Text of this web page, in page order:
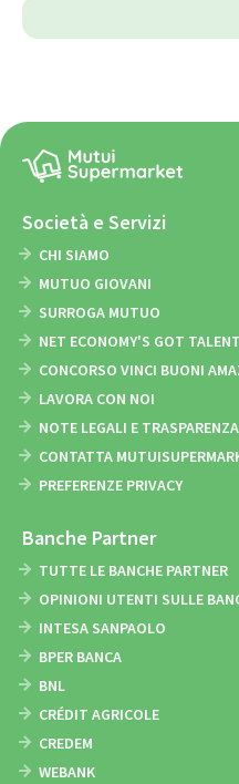
Società e Servizi
CHI SIAMO
MUTUO GIOVANI
SURROGA MUTUO
NET ECONOMY'S GOT TALENT
CONCORSO VINCI BUONI
LAVORA CON NOI
NOTE LEGALI E TRASPARENZA
CONTATTA
PREFERENZE PRIVACY
Banche Partner
TUTTE LE BANCHE PARTNER
OPINIONI UTENTI SULLE
INTESA SANPAOLO
BPER BANCA
BNL
CRÉDIT AGRICOLE
CREDEM
WEBANK